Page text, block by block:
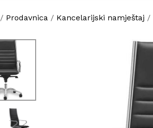
/ Prodavnica / Kancelarijski namještaj /